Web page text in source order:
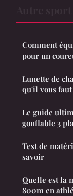
Comment
pour un
Lunette de
qu'il vous faut
Le guide
gonflable 3
Test de
savoir
Quelle est la
800m en